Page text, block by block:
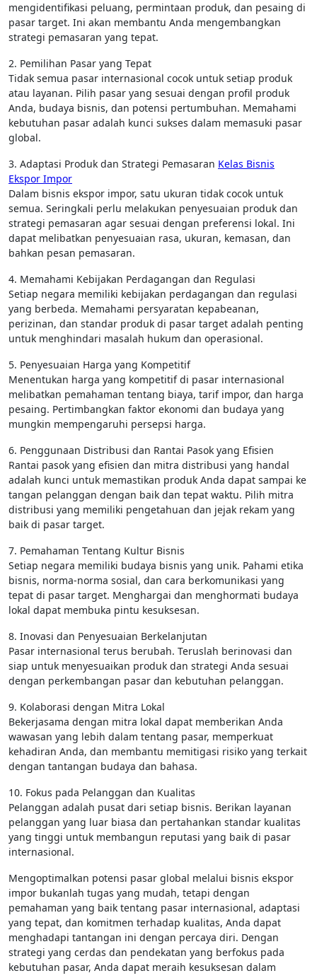
mengidentifikasi peluang, permintaan produk, dan pesaing di
pasar target. Ini akan membantu Anda mengembangkan
strategi pemasaran yang tepat.
2. Pemilihan Pasar yang Tepat
Tidak semua pasar internasional cocok untuk setiap produk
atau layanan. Pilih pasar yang sesuai dengan profil produk
Anda, budaya bisnis, dan potensi pertumbuhan. Memahami
kebutuhan pasar adalah kunci sukses dalam memasuki pasar
global.
3. Adaptasi Produk dan Strategi Pemasaran Kelas Bisnis
Ekspor Impor
Dalam bisnis ekspor impor, satu ukuran tidak cocok untuk
semua. Seringkali perlu melakukan penyesuaian produk dan
strategi pemasaran agar sesuai dengan preferensi lokal. Ini
dapat melibatkan penyesuaian rasa, ukuran, kemasan, dan
bahkan pesan pemasaran.
4. Memahami Kebijakan Perdagangan dan Regulasi
Setiap negara memiliki kebijakan perdagangan dan regulasi
yang berbeda. Memahami persyaratan kepabeanan,
perizinan, dan standar produk di pasar target adalah penting
untuk menghindari masalah hukum dan operasional.
5. Penyesuaian Harga yang Kompetitif
Menentukan harga yang kompetitif di pasar internasional
melibatkan pemahaman tentang biaya, tarif impor, dan harga
pesaing. Pertimbangkan faktor ekonomi dan budaya yang
mungkin mempengaruhi persepsi harga.
6. Penggunaan Distribusi dan Rantai Pasok yang Efisien
Rantai pasok yang efisien dan mitra distribusi yang handal
adalah kunci untuk memastikan produk Anda dapat sampai ke
tangan pelanggan dengan baik dan tepat waktu. Pilih mitra
distribusi yang memiliki pengetahuan dan jejak rekam yang
baik di pasar target.
7. Pemahaman Tentang Kultur Bisnis
Setiap negara memiliki budaya bisnis yang unik. Pahami etika
bisnis, norma-norma sosial, dan cara berkomunikasi yang
tepat di pasar target. Menghargai dan menghormati budaya
lokal dapat membuka pintu kesuksesan.
8. Inovasi dan Penyesuaian Berkelanjutan
Pasar internasional terus berubah. Teruslah berinovasi dan
siap untuk menyesuaikan produk dan strategi Anda sesuai
dengan perkembangan pasar dan kebutuhan pelanggan.
9. Kolaborasi dengan Mitra Lokal
Bekerjasama dengan mitra lokal dapat memberikan Anda
wawasan yang lebih dalam tentang pasar, memperkuat
kehadiran Anda, dan membantu memitigasi risiko yang terkait
dengan tantangan budaya dan bahasa.
10. Fokus pada Pelanggan dan Kualitas
Pelanggan adalah pusat dari setiap bisnis. Berikan layanan
pelanggan yang luar biasa dan pertahankan standar kualitas
yang tinggi untuk membangun reputasi yang baik di pasar
internasional.
Mengoptimalkan potensi pasar global melalui bisnis ekspor
impor bukanlah tugas yang mudah, tetapi dengan
pemahaman yang baik tentang pasar internasional, adaptasi
yang tepat, dan komitmen terhadap kualitas, Anda dapat
menghadapi tantangan ini dengan percaya diri. Dengan
strategi yang cerdas dan pendekatan yang berfokus pada
kebutuhan pasar, Anda dapat meraih kesuksesan dalam